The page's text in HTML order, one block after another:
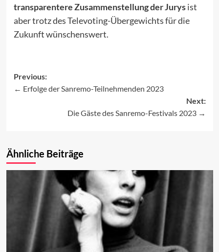
transparentere Zusammenstellung der Jurysist
aber trotz des Televoting-Übergewichts für die
Zukunft wünschenswert.
Post
navigation
Previous:
Erfolge der Sanremo-Teilnehmenden 2023
Next:
Die Gäste des Sanremo-Festivals 2023
Ähnliche Beiträge